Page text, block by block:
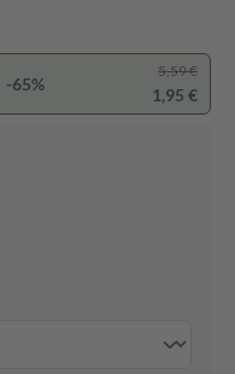
-65%
5,59 €
1,95 €